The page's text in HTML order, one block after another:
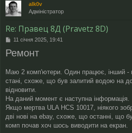
alk0v
Адміністратор
Re: Правец 8Д (Pravetz 8D)
П
в
о
м
л
е
н
н
я
11 січня 2025, 19:41
Ремонт
Маю 2 комп'ютери. Один працює, інший -
стані, схоже, що був залитий водою на
відновити.
На даний момент є наступна інформація.
Якщо мертва ULA HCS 10017, ніякого
дві нові на ebay, схоже, що останні, що
комп почав хоч шось виводити на екран.